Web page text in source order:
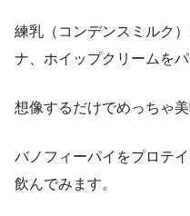
練乳（コンデンスミルク
ナ、ホイップクリームを
想像するだけでめっちゃ美
バノフィーパイをプロテ
飲んでみます。